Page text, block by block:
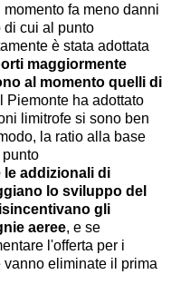
fa meno danni
cui al punto
è stata adottata
maggiormente
al momento quelli di
Piemonte ha adottato
limitrofe si sono ben
la ratio alla base
le addizionali di
lo sviluppo del
gli
aeree, e se
l'offerta per i
eliminate il prima